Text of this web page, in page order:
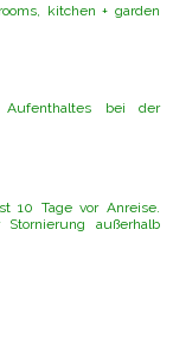
kitchen + garden
bei der
10 Tage vor Anreise.
außerhalb